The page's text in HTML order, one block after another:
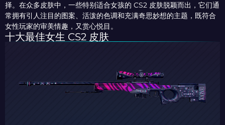
择。在众多皮肤中，一些特别适合女孩的 CS2 皮肤脱颖而出，它们通
常拥有引人注目的图案、活泼的色调和充满奇思妙想的主题，既符合
女性玩家的审美情趣，又赏心悦目。
十大最佳女生 CS2 皮肤